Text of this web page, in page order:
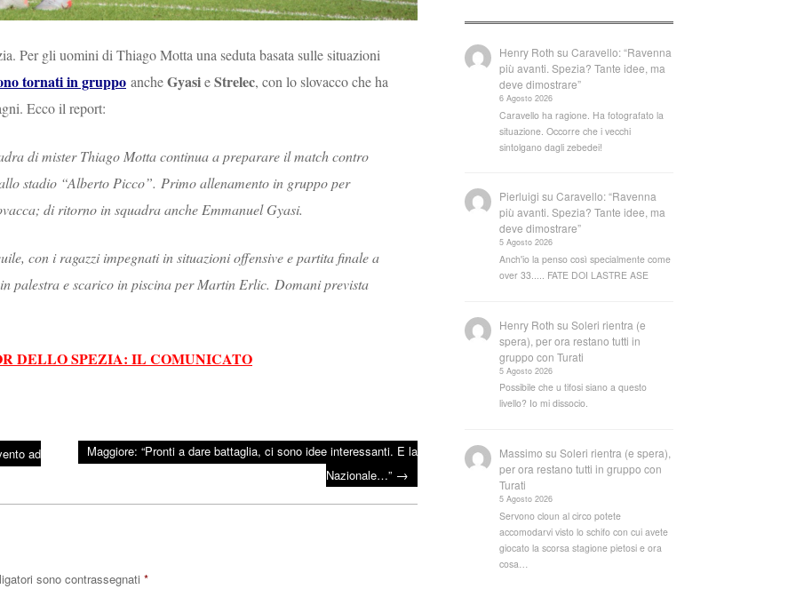
Per gli uomini di Thiago Motta una seduta basata sulle situazioni
tornati in gruppo ancheGyasieStrelec, con lo slovacco che ha
Ecco il report:
di mister Thiago Motta continua a preparare il match contro
stadio “Alberto Picco”. Primo allenamento in gruppo per
di ritorno in squadra anche Emmanuel Gyasi.
con i ragazzi impegnati in situazioni offensive e partita finale a
palestra e scarico in piscina per Martin Erlic. Domani prevista
DELLO SPEZIA: IL COMUNICATO
ad
Maggiore: “Pronti a dare battaglia, ci sono idee interessanti. E la
Nazionale…” →
sono contrassegnati *
Henry Roth suCaravello: “Ravenna
più avanti. Spezia? Tante idee, ma
deve dimostrare”
6 Agosto 2026
Caravello ha ragione. Ha fotografato la
situazione. Occorre che i vecchi
sintolgano dagli zebedei!
Pierluigi suCaravello: “Ravenna
più avanti. Spezia? Tante idee, ma
deve dimostrare”
5 Agosto 2026
Anch'io la penso così specialmente come
over 33..... FATE DOI LASTRE ASE
Henry Roth suSoleri rientra (e
spera), per ora restano tutti in
gruppo con Turati
5 Agosto 2026
Possibile che u tifosi siano a questo
livello? Io mi dissocio.
Massimo suSoleri rientra (e spera),
per ora restano tutti in gruppo con
Turati
5 Agosto 2026
Servono cloun al circo potete
accomodarvi visto lo schifo con cui avete
giocato la scorsa stagione pietosi e ora
cosa…